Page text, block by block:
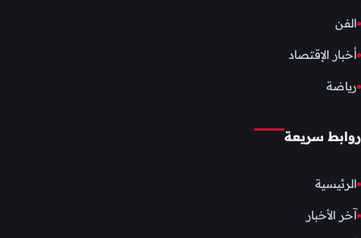
الفن
أخبار الإقتصاد
رياضة
روابط سريعة
الرئيسية
آخر الأخبار